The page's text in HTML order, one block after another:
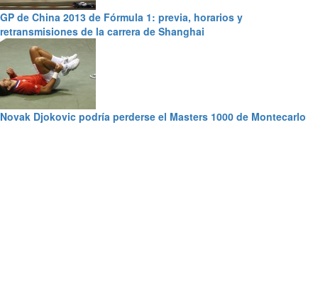
GP de China 2013 de Fórmula 1: previa, horarios y
retransmisiones de la carrera de Shanghai
Novak Djokovic podría perderse el Masters 1000 de Montecarlo